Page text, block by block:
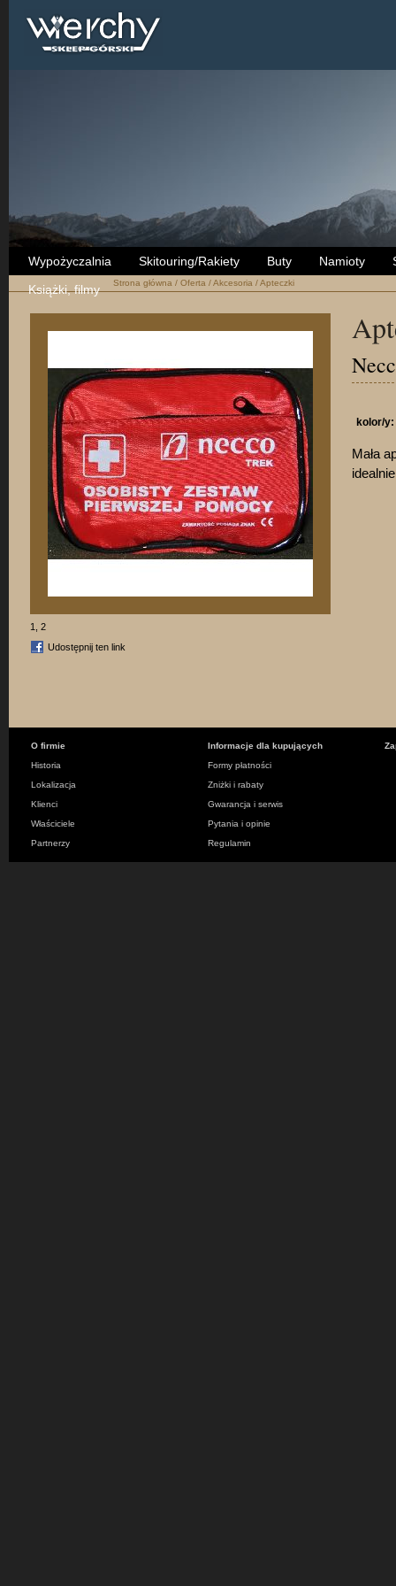
Wypożyczalnia Skitouring/Rakiety Buty Namioty
Książki, filmy
Strona główna / Oferta /Akcesoria /Apteczki
1
2
Udostępnij ten link
kolor/y:
Mała
O firmie
Historia
Lokalizacja
Klienci
Właściciele
Partnerzy
Informacje dla kupujących
Formy płatności
Zniżki i rabaty
Gwarancja i serwis
Pytania i opinie
Regulamin